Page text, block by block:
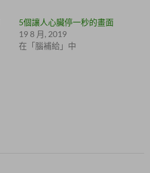
5個讓人心臟停一秒的畫面
19 8 月, 2019
在「腦補給」中